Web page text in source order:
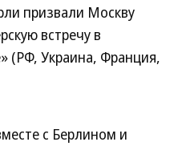
призвали Москву
встречу в
(РФ, Украина, Франция,
с Берлином и